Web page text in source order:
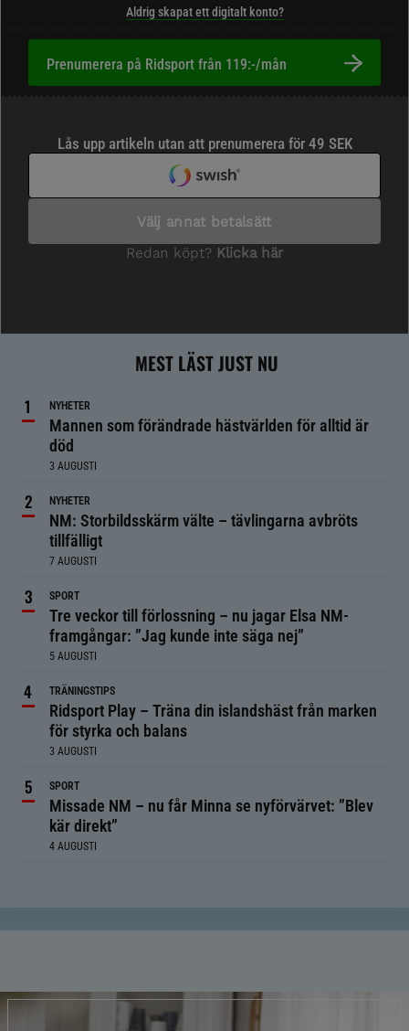
Aldrig skapat ett digitalt konto?
Prenumerera på Ridsport från 119:-/mån
MEST LÄST JUST NU
NYHETER
Mannen som förändrade hästvärlden för alltid är
död
3 AUGUSTI
NYHETER
NM: Storbildsskärm välte – tävlingarna avbröts
tillfälligt
7 AUGUSTI
SPORT
Tre veckor till förlossning – nu jagar Elsa NM-
framgångar: ”Jag kunde inte säga nej”
5 AUGUSTI
TRÄNINGSTIPS
Ridsport Play – Träna din islandshäst från marken
för styrka och balans
3 AUGUSTI
SPORT
Missade NM – nu får Minna se nyförvärvet: ”Blev
kär direkt”
4 AUGUSTI